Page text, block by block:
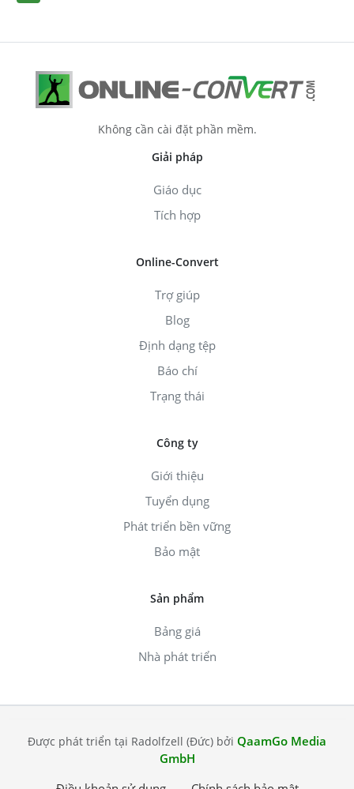
Không cần cài đặt phần mềm.
Giải pháp
Giáo dục
Tích hợp
Online-Convert
Trợ giúp
Blog
Định dạng tệp
Báo chí
Trạng thái
Công ty
Giới thiệu
Tuyển dụng
Phát triển bền vững
Bảo mật
Sản phẩm
Bảng giá
Nhà phát triển
Được phát triển tại Radolfzell (Đức) bởi QaamGo Media
GmbH